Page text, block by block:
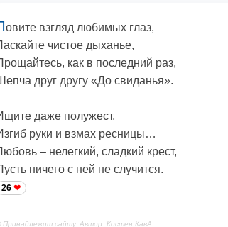
овите взгляд любимых глаз,
чистое дыханье,
как в последний раз,
друг другу «До свиданья».
даже полужест,
руки и взмах ресницы…
– нелегкий, сладкий крест,
ничего с ней не случится.
26
Принадлежит сайту. Автор: Костен КавА